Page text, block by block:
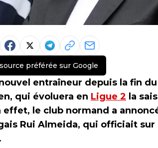
préférée sur Google
entraîneur depuis la fin
qui évoluera en Ligue 2 la
effet, le club normand a
Rui Almeida, qui officiait sur